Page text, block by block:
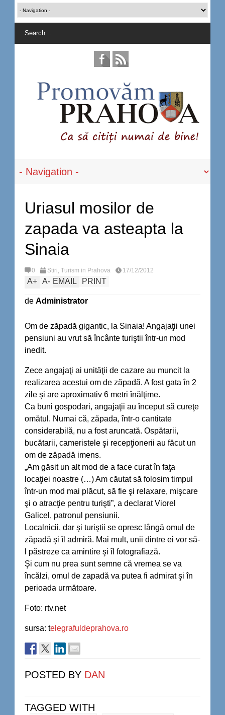
Uriasul mosilor de
zapada va asteapta la
Sinaia
0 Stiri, Turism in Prahova 17/12/2012
A+ A- EMAIL PRINT
de Administrator
Om de zăpadă gigantic, la Sinaia! Angajaţii unei
pensiuni au vrut să încânte turiştii într-un mod
inedit.
Zece angajaţi ai unităţii de cazare au muncit la
realizarea acestui om de zăpadă. A fost gata în 2
zile şi are aproximativ 6 metri înălţime.
Ca buni gospodari, angajaţii au început să cureţe
omătul. Numai că, zăpada, într-o cantitate
considerabilă, nu a fost aruncată. Ospătarii,
bucătarii, cameristele şi recepţionerii au făcut un
om de zăpadă imens.
„Am găsit un alt mod de a face curat în faţa
locaţiei noastre (…) Am căutat să folosim timpul
într-un mod mai plăcut, să fie şi relaxare, mişcare
şi o atracţie pentru turişti”, a declarat Viorel
Galicel, patronul pensiunii.
Localnicii, dar şi turiştii se opresc lângă omul de
zăpadă şi îl admiră. Mai mult, unii dintre ei vor să-
l păstreze ca amintire şi îl fotografiază.
Şi cum nu prea sunt semne că vremea se va
încălzi, omul de zapadă va putea fi admirat şi în
perioada următoare.
Foto: rtv.net
sursa: telegrafuldeprahova.ro
POSTED BY DAN
TAGGED WITH